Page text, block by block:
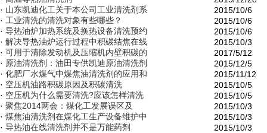
· 山东凯迪化工关于本公司工业清洗剂系
2015/10/6
· 工业清洗的清洗对象有些哪些？
2015/10/6
· 导热油炉加热系统及换热设备清洗预约
2015/10/6
· 解决导热油炉运行过程中积碳结焦在线
2015/10/3
· 可用于清除发动机及压缩机内壁积碳的
2017/5/12
· 原油清洗剂：油田专供凯迪原油清洗剂
2015/12/5
· 化肥厂水煤气中煤焦油清洗剂的应用和
2015/11/12
· 空压机油路积碳原因及积碳清洗
2015/10/5
· 空压机为什么需要清洗?应该怎样清洗
2015/10/5
· 聚焦2014两会：煤化工发展误区及
2015/10/3
· 煤焦油清洗剂在煤化工生产设备维护中
2015/10/3
· 导热油在线清洗剂并不是万能药剂
2015/10/3